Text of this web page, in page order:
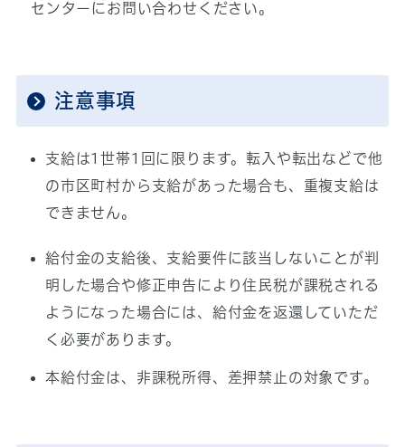
センターにお問い合わせください。
注意事項
支給は1世帯1回に限ります。転入や転出などで他
の市区町村から支給があった場合も、重複支給は
できません。
給付金の支給後、支給要件に該当しないことが判
明した場合や修正申告により住民税が課税される
ようになった場合には、給付金を返還していただ
く必要があります。
本給付金は、非課税所得、差押禁止の対象です。